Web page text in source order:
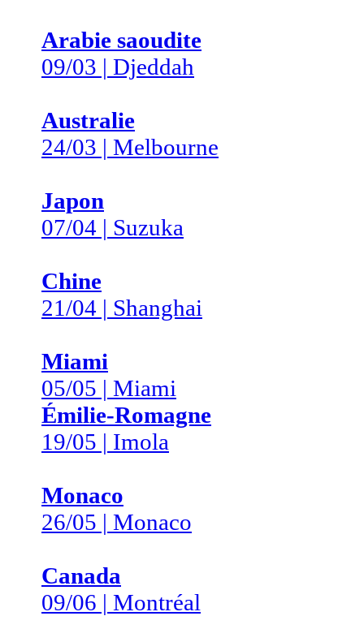
Arabie saoudite
09/03 | Djeddah
Australie
24/03 | Melbourne
Japon
07/04 | Suzuka
Chine
21/04 | Shanghai
Miami
05/05 | Miami
Émilie-Romagne
19/05 | Imola
Monaco
26/05 | Monaco
Canada
09/06 | Montréal